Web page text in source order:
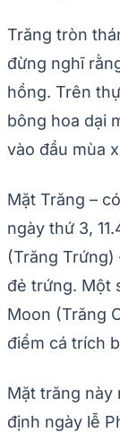
Trăng tròn
đừng nghĩ
hồng. Trên
bông hoa dại
vào đầu mùa
Mặt Trăng –
ngày thứ 3,
(Trăng Trứng)
đẻ trứng. Một
Moon (Trăng
điểm cá trích
Mặt trăng này
định ngày lễ